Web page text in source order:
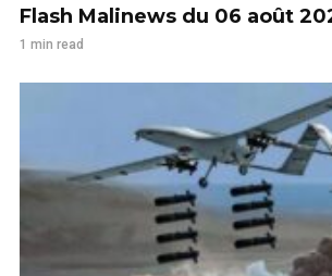
Flash Malinews du 06 août
1 min read